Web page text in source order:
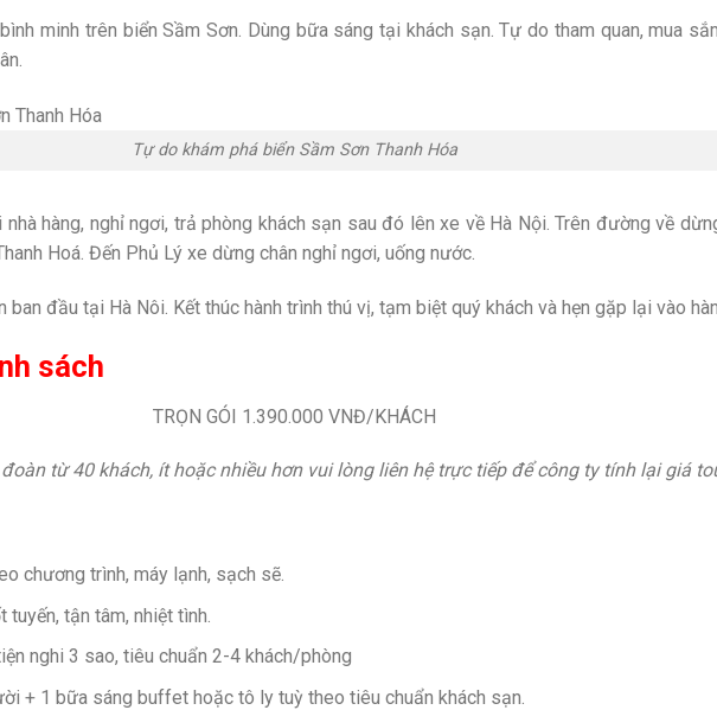
minh trên biển Sầm Sơn. Dùng bữa sáng tại khách sạn. Tự do tham quan, mua
Tự do khám phá biển Sầm Sơn Thanh Hóa
hàng, nghỉ ngơi, trả phòng khách sạn sau đó lên xe về Hà Nội. Trên đường về
Hoá. Đến Phủ Lý xe dừng chân nghỉ ngơi, uống nước.
ban đầu tại Hà Nôi. Kết thúc hành trình thú vị, tạm biệt quý khách và hẹn gặp lại vào
sách
TRỌN GÓI 1.390.000 VNĐ/KHÁCH
từ 40 khách, ít hoặc nhiều hơn vui lòng liên hệ trực tiếp để công ty tính lại giá
chương trình, máy lạnh, sạch sẽ.
tận tâm, nhiệt tình.
nghi 3 sao, tiêu chuẩn 2-4 khách/phòng
+ 1 bữa sáng buffet hoặc tô ly tuỳ theo tiêu chuẩn khách sạn.